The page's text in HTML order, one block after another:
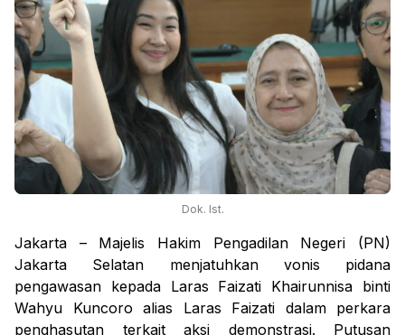
Dok. Ist.
Jakarta – Majelis Hakim Pengadilan Negeri (PN)
Jakarta Selatan menjatuhkan vonis pidana
pengawasan kepada Laras Faizati Khairunnisa binti
Wahyu Kuncoro alias Laras Faizati dalam perkara
penghasutan terkait aksi demonstrasi. Putusan